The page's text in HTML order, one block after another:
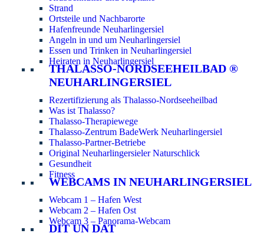
Strand
Ortsteile und Nachbarorte
Hafenfreunde Neuharlingersiel
Angeln in und um Neuharlingersiel
Essen und Trinken in Neuharlingersiel
Heiraten in Neuharlingersiel
THALASSO-NORDSEEHEILBAD ®
NEUHARLINGERSIEL
Rezertifizierung als Thalasso-Nordseeheilbad
Was ist Thalasso?
Thalasso-Therapiewege
Thalasso-Zentrum BadeWerk Neuharlingersiel
Thalasso-Partner-Betriebe
Original Neuharlingersieler Naturschlick
Gesundheit
Fitness
WEBCAMS IN NEUHARLINGERSIEL
Webcam 1 – Hafen West
Webcam 2 – Hafen Ost
Webcam 3 – Panorama-Webcam
DIT UN DAT